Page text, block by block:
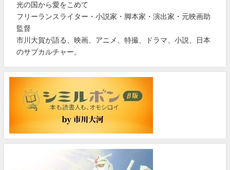
光の国から愛をこめて
フリーランスライター・小説家・脚本家・演出家・元映画助
監督
市川大賀が語る、映画、アニメ、特撮、ドラマ、小説、日本
のサブカルチャー。